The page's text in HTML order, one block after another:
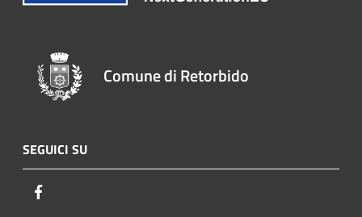
Comune di Retorbido
SEGUICI SU